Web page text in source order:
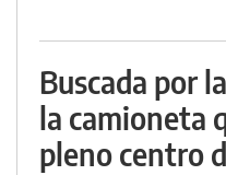
Buscada por
la camioneta
pleno centro